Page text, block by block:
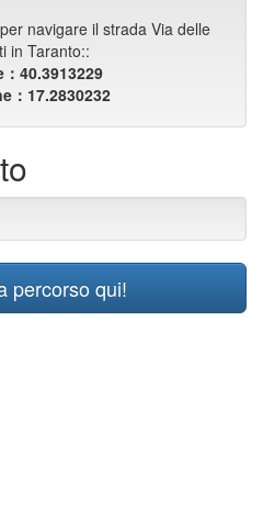
navigare il strada Via delle
in Taranto::
40.3913229
：17.2830232
percorso qui!